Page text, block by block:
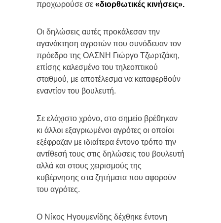
προχωρούσε σε «διορθωτικές κινήσεις».
Οι δηλώσεις αυτές προκάλεσαν την
αγανάκτηση αγροτών που συνόδευαν τον
πρόεδρο της ΟΑΣΝΗ Γιώργο Τζωρτζάκη,
επίσης καλεσμένο του τηλεοπτικού
σταθμού, με αποτέλεσμα να καταφερθούν
εναντίον του βουλευτή.
Σε ελάχιστο χρόνο, στο σημείο βρέθηκαν
κι άλλοι εξαγριωμένοι αγρότες οι οποίοι
εξέφραζαν με ιδιαίτερα έντονο τρόπο την
αντίθεσή τους στις δηλώσεις του βουλευτή
αλλά και στους χειρισμούς της
κυβέρνησης στα ζητήματα που αφορούν
του αγρότες.
Ο Νίκος Ηγουμενίδης δέχθηκε έντονη